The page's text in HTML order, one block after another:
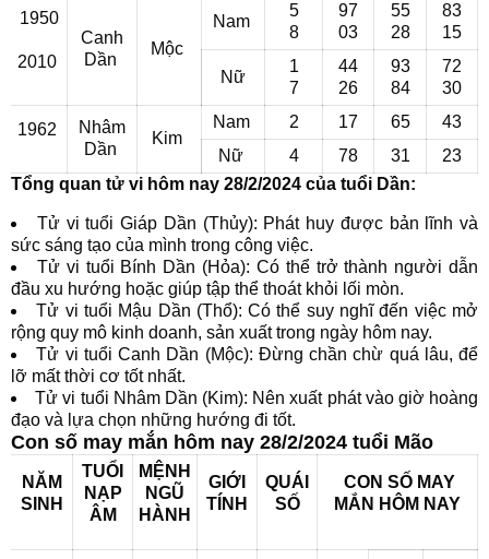
1950
2010
Canh
Dần
Mộc
Nam
5
8
97
03
55
28
83
15
Nữ
1
7
44
26
93
84
72
30
1962
Nhâm
Dần
Kim
Nam 2 17 65
43
Nữ
4 78 31
23
Tổng quan tử vi hôm nay 28/2/2024 của tuổi Dần:
Tử vi tuổi Giáp Dần (Thủy): Phát huy được bản lĩnh và
sức sáng tạo của mình trong công việc.
Tử vi tuổi Bính Dần (Hỏa): Có thể trở thành người dẫn
đầu xu hướng hoặc giúp tập thể thoát khỏi lối mòn.
Tử vi tuổi Mậu Dần (Thổ): Có thể suy nghĩ đến việc mở
rộng quy mô kinh doanh, sản xuất trong ngày hôm nay.
Tử vi tuổi Canh Dần (Mộc): Đừng chần chừ quá lâu, để
lỡ mất thời cơ tốt nhất.
Tử vi tuổi Nhâm Dần (Kim): Nên xuất phát vào giờ hoàng
đạo và lựa chọn những hướng đi tốt.
Con số may mắn hôm nay 28/2/2024 tuổi Mão
NĂM
SINH
TUỔI
NẠP
ÂM
MỆNH
NGŨ
HÀNH
GIỚI
TÍNH
QUÁI
SỐ
CON SỐ MAY
MẮN HÔM NAY